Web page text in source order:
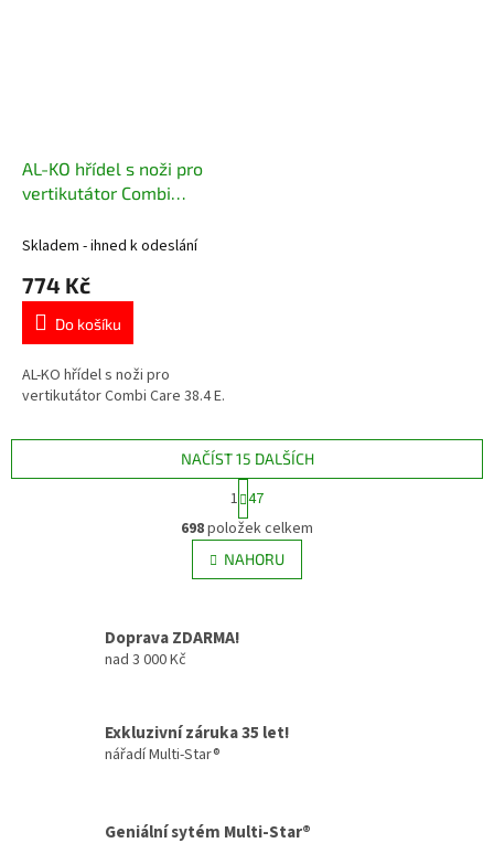
AL-KO hřídel s noži pro
vertikutátor Combi
Skladem - ihned k odeslání
774 Kč
Do košíku
AL-KO hřídel s noži pro
vertikutátor Combi Care 38.4 E.
O
v
l
á
v
p
NAČÍST 15 DALŠÍCH
S
t
r
á
n
k
1 47
698položek celkem
NAHORU
Doprava ZDARMA!
nad 3 000 Kč
Exkluzivní záruka 35 let!
nářadí Multi-Star®
Geniální sytém Multi-Star®